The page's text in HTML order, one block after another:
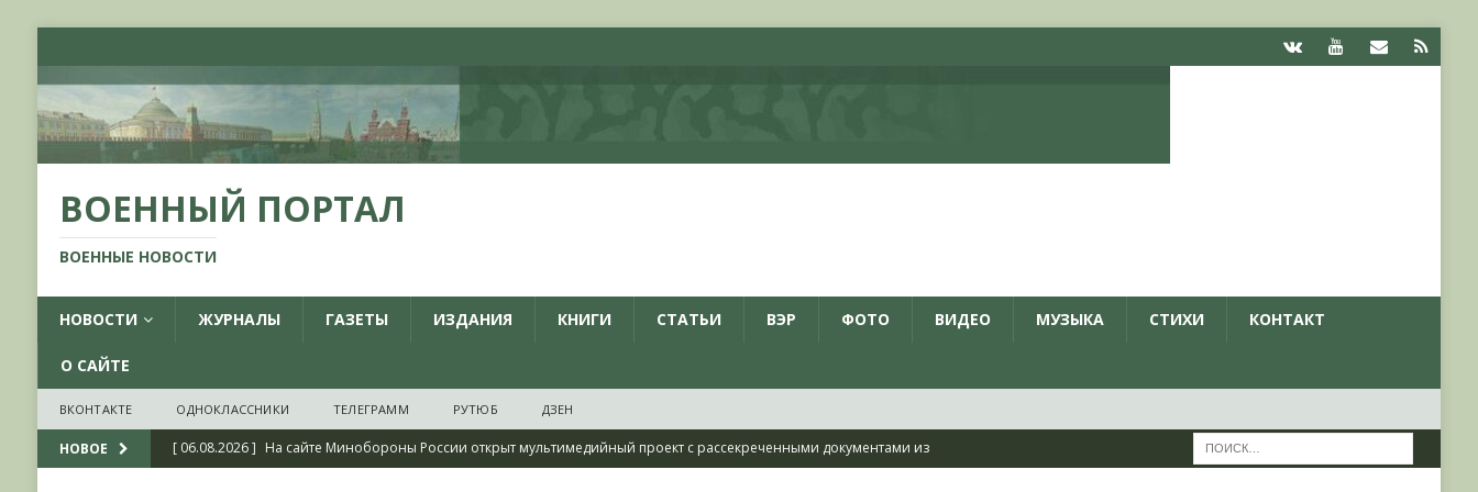
ВОЕННЫЙ ПОРТАЛ
ВОЕННЫЕ НОВОСТИ
НОВОСТИ ЖУРНАЛЫ ГАЗЕТЫ ИЗДАНИЯ КНИГИ СТАТЬИ ВЭР ФОТО ВИДЕО МУЗЫКА СТИХИ КОНТАКТ
О САЙТЕ
ВКОНТАКТЕ ОДНОКЛАССНИКИ ТЕЛЕГРАММ РУТЮБ ДЗЕН
НОВОЕ [ 06.08.2026 ] На сайте Минобороны России открыт мультимедийный проект с рассекреченными документами из